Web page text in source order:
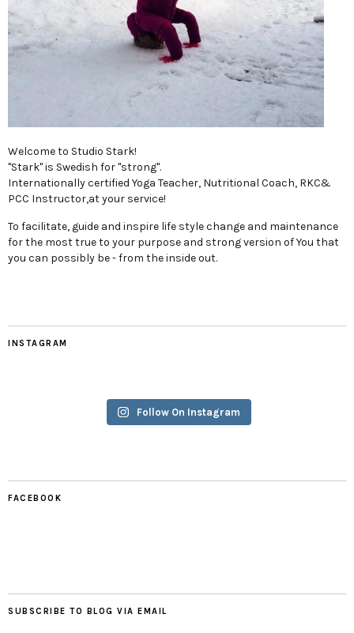
Welcome to Studio Stark!
"Stark" is Swedish for "strong".
Internationally certified Yoga Teacher, Nutritional Coach, RKC&
PCC Instructor,at your service!
To facilitate, guide and inspire life style change and maintenance
for the most true to your purpose and strong version of You that
you can possibly be - from the inside out.
INSTAGRAM
Follow On Instagram
FACEBOOK
SUBSCRIBE TO BLOG VIA EMAIL